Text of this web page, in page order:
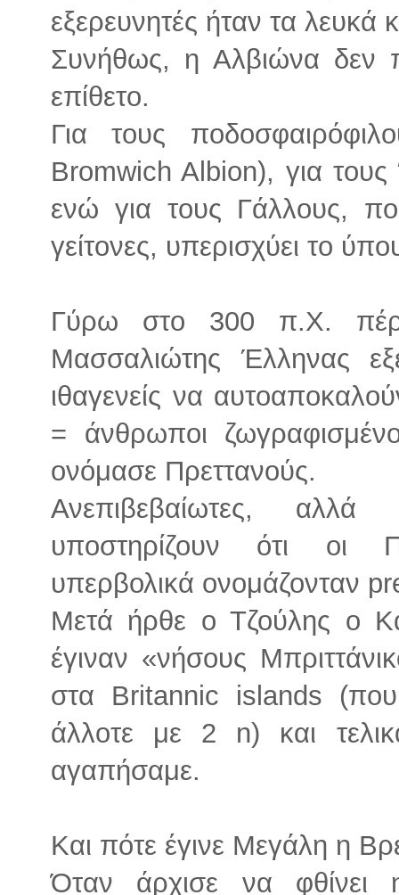
εξερευνητές ήταν τα
Συνήθως, η Αλβιώνα δεν
επίθετο.
Για τους
Bromwich Albion), για
ενώ για τους Γάλλους,
γείτονες, υπερισχύει το
Γύρω στο 300 π.Χ.
Μασσαλιώτης Έλληνας
ιθαγενείς να
= άνθρωποι
ονόμασε Πρεττανούς.
Ανεπιβεβαίωτες, αλλά
υποστηρίζουν ότι οι
υπερβολικά ονομάζονταν
Μετά ήρθε ο Τζούλης ο
έγιναν «νήσους
στα Britannic islands
άλλοτε με 2 n) και
αγαπήσαμε.
Και πότε έγινε Μεγάλη η
Όταν άρχισε να φθίνει